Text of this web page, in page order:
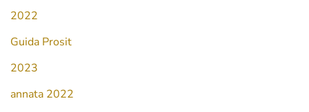
2022
Guida Prosit
2023
annata 2022